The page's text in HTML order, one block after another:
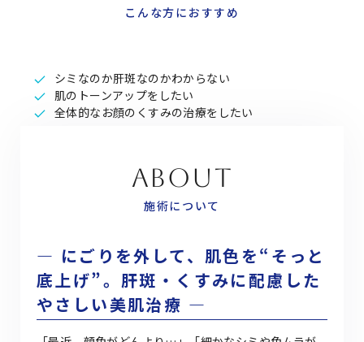
こんな方におすすめ
シミなのか肝斑なのかわからない
肌のトーンアップをしたい
全体的なお顔のくすみの治療をしたい
ABOUT
施術について
― にごりを外して、肌色を“そっと
底上げ”。肝斑・くすみに配慮した
やさしい美肌治療 ―